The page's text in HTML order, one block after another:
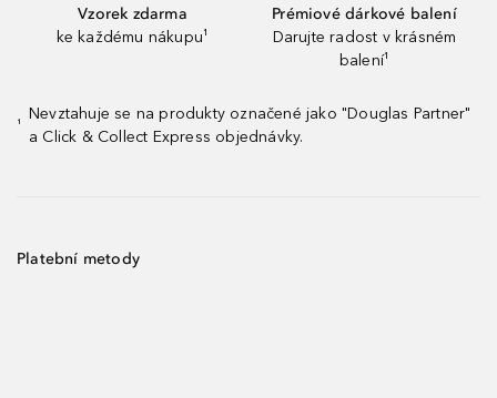
Vzorek zdarma
ke každému nákupu¹
Prémiové dárkové balení
Darujte radost v krásném
balení¹
¹
Nevztahuje se na produkty označené jako "Douglas Partner"
a Click & Collect Express objednávky.
Platební metody